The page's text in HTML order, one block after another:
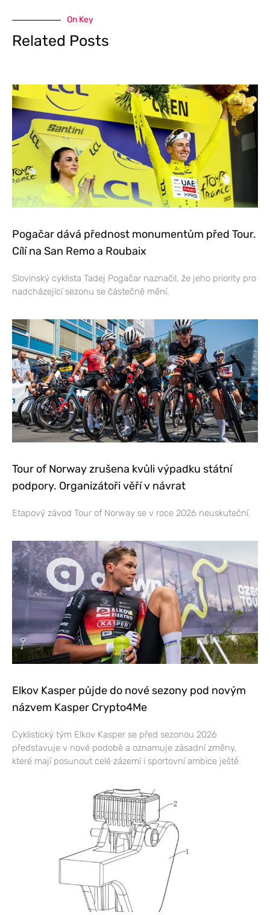
On Key
Related Posts
Pogačar dává přednost monumentům před Tour.
Cílí na San Remo a Roubaix
Slovinský cyklista Tadej Pogačar naznačil, že jeho priority pro
nadcházející sezonu se částečně mění.
Tour of Norway zrušena kvůli výpadku státní
podpory. Organizátoři věří v návrat
Etapový závod Tour of Norway se v roce 2026 neuskuteční.
Elkov Kasper půjde do nové sezony pod novým
názvem Kasper Crypto4Me
Cyklistický tým Elkov Kasper se před sezonou 2026
představuje v nové podobě a oznamuje zásadní změny,
které mají posunout celé zázemí i sportovní ambice ještě